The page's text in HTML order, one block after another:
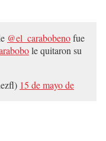
@el_carabobenofue
le quitaron su
15 de mayo de